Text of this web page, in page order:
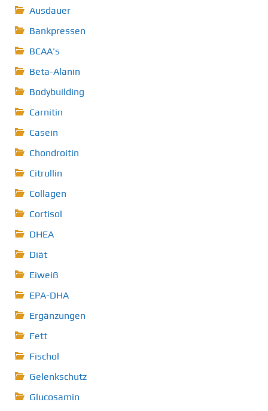
Ausdauer
Bankpressen
BCAA's
Beta-Alanin
Bodybuilding
Carnitin
Casein
Chondroitin
Citrullin
Collagen
Cortisol
DHEA
Diät
Eiweiß
EPA-DHA
Ergänzungen
Fett
Fischol
Gelenkschutz
Glucosamin